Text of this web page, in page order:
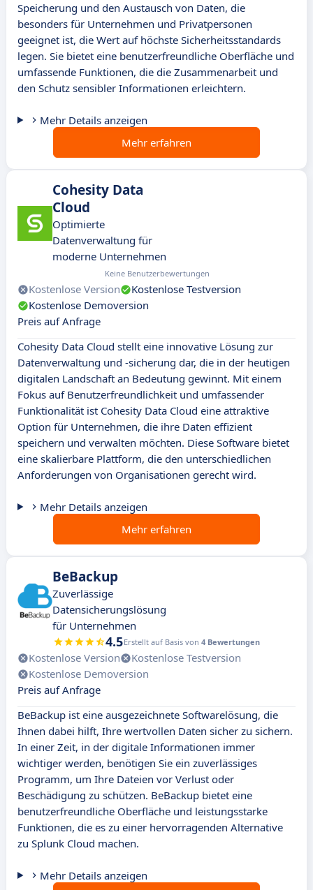
Speicherung und den Austausch von Daten, die
besonders für Unternehmen und Privatpersonen
geeignet ist, die Wert auf höchste Sicherheitsstandards
legen. Sie bietet eine benutzerfreundliche Oberfläche und
umfassende Funktionen, die die Zusammenarbeit und
den Schutz sensibler Informationen erleichtern.
Mehr Details anzeigen
Mehr erfahren
Cohesity Data
Cloud
Optimierte
Datenverwaltung für
moderne Unternehmen
Keine Benutzerbewertungen
Kostenlose Version
Kostenlose Testversion
Kostenlose Demoversion
Preis auf Anfrage
Cohesity Data Cloud stellt eine innovative Lösung zur
Datenverwaltung und -sicherung dar, die in der heutigen
digitalen Landschaft an Bedeutung gewinnt. Mit einem
Fokus auf Benutzerfreundlichkeit und umfassender
Funktionalität ist Cohesity Data Cloud eine attraktive
Option für Unternehmen, die ihre Daten effizient
speichern und verwalten möchten. Diese Software bietet
eine skalierbare Plattform, die den unterschiedlichen
Anforderungen von Organisationen gerecht wird.
Mehr Details anzeigen
Mehr erfahren
BeBackup
Zuverlässige
Datensicherungslösung
für Unternehmen
4.5Erstellt auf Basis von 4 Bewertungen
Kostenlose Version
Kostenlose Testversion
Kostenlose Demoversion
Preis auf Anfrage
BeBackup ist eine ausgezeichnete Softwarelösung, die
Ihnen dabei hilft, Ihre wertvollen Daten sicher zu sichern.
In einer Zeit, in der digitale Informationen immer
wichtiger werden, benötigen Sie ein zuverlässiges
Programm, um Ihre Dateien vor Verlust oder
Beschädigung zu schützen. BeBackup bietet eine
benutzerfreundliche Oberfläche und leistungsstarke
Funktionen, die es zu einer hervorragenden Alternative
zu Splunk Cloud machen.
Mehr Details anzeigen